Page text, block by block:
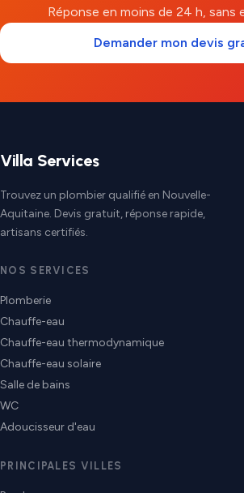
Réponse en moins de 24 h, sans
Demander mon devis
Villa Services
Trouvez un plombier qualifié en Nouvelle-
Aquitaine. Devis gratuit, réponse rapide,
artisans certifiés.
NOS SERVICES
Plomberie
Chauffe-eau
Chauffe-eau thermodynamique
Chauffe-eau solaire
Salle de bains
WC
Adoucisseur d'eau
PRINCIPALES VILLES